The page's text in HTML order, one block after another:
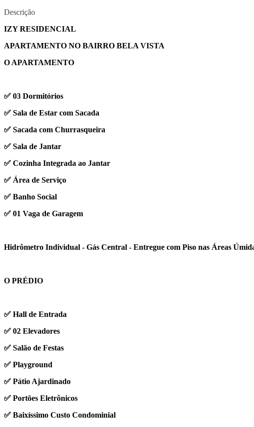
Descrição
IZY RESIDENCIAL
APARTAMENTO NO BAIRRO BELA VISTA
O APARTAMENTO
✅ 03 Dormitórios
✅ Sala de Estar com Sacada
✅ Sacada com Churrasqueira
✅ Sala de Jantar
✅ Cozinha Integrada ao Jantar
✅ Área de Serviço
✅ Banho Social
✅ 01 Vaga de Garagem
Hidrômetro Individual - Gás Central - Entregue com Piso nas Áreas
O PRÉDIO
✅ Hall de Entrada
✅ 02 Elevadores
✅ Salão de Festas
✅ Playground
✅ Pátio Ajardinado
✅ Portões Eletrônicos
✅ Baixíssimo Custo Condominial